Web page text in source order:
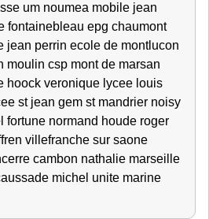
um noumea mobile jean
fontainebleau epg chaumont
jean perrin ecole de montlucon
moulin csp mont de marsan
hoock veronique lycee louis
st jean gem st mandrier noisy
fortune normand houde roger
villefranche sur saone
cambon nathalie marseille
michel unite marine